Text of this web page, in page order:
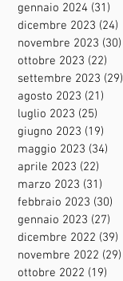
gennaio 2024 (31)
dicembre 2023 (24)
novembre 2023 (30)
ottobre 2023 (22)
settembre 2023 (29)
agosto 2023 (21)
luglio 2023 (25)
giugno 2023 (19)
maggio 2023 (34)
aprile 2023 (22)
marzo 2023 (31)
febbraio 2023 (30)
gennaio 2023 (27)
dicembre 2022 (39)
novembre 2022 (29)
ottobre 2022 (19)